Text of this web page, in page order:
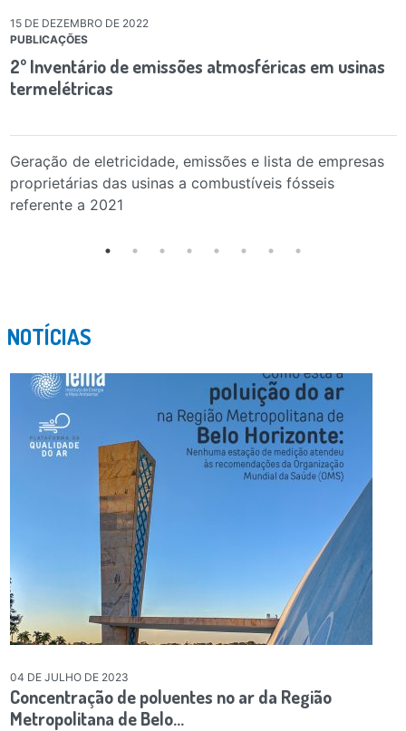
15 DE DEZEMBRO DE 2022
PUBLICAÇÕES
2º Inventário de emissões atmosféricas em usinas
termelétricas
Geração de eletricidade, emissões e lista de empresas
proprietárias das usinas a combustíveis fósseis
referente a 2021
NOTÍCIAS
04 DE JULHO DE 2023
Concentração de poluentes no ar da Região
Metropolitana de Belo…